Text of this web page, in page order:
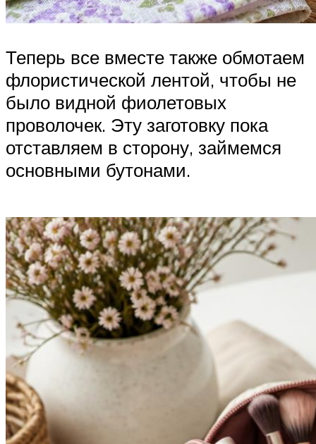
Теперь все вместе также обмотаем
флористической лентой, чтобы не
было видной фиолетовых
проволочек. Эту заготовку пока
отставляем в сторону, займемся
основными бутонами.